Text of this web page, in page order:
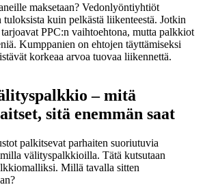
maksetaan? Vedonlyöntiyhtiöt
kuin pelkästä liikenteestä. Jotkin
PPC:n vaihtoehtona, mutta palkkiot
Kumppanien on ehtojen täyttämiseksi
korkeaa arvoa tuovaa liikennettä.
– mitä
sitä enemmän saat
palkitsevat parhaiten suoriutuvia
välityspalkkioilla. Tätä kutsutaan
Millä tavalla sitten